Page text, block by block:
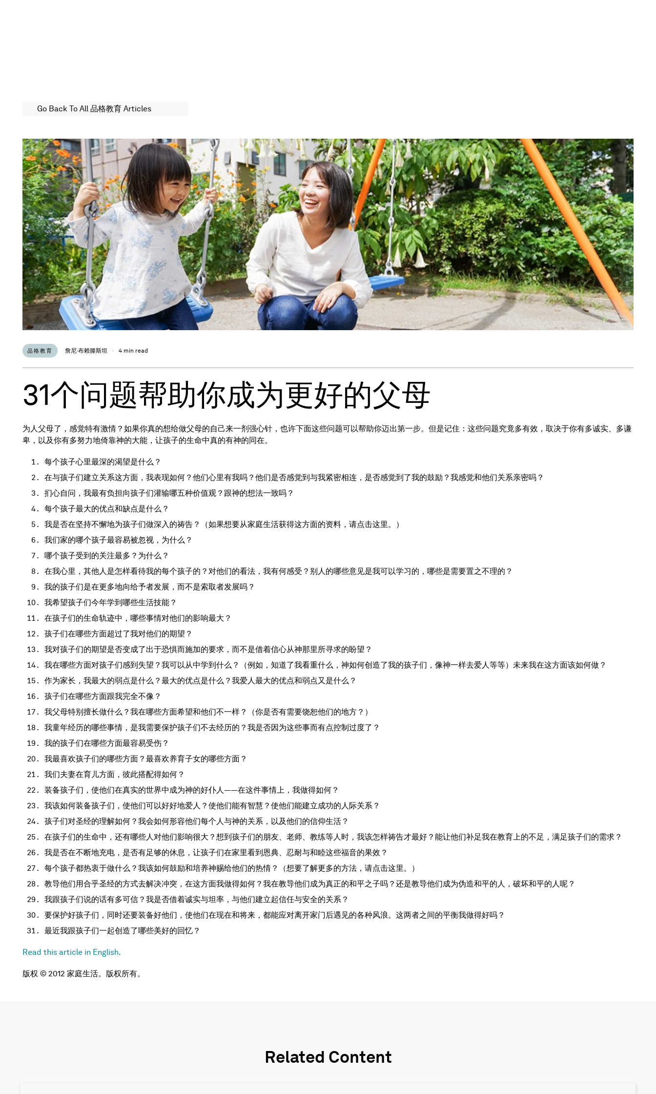
Go Back To All 品格教育 Articles
品格教育 詹尼·布赖滕斯坦 · 4 min read
31个问题帮助你成为更好的父母
为人父母了，感觉特有激情？如果你真的想给做父母的自己来一剂强心针，也许下面这些问题可以帮助你迈出第一步。但是记住：这些问题究竟多有效，取决于你有多诚实、多谦
卑，以及你有多努力地倚靠神的大能，让孩子的生命中真的有神的同在。
每个孩子心里最深的渴望是什么？
在与孩子们建立关系这方面，我表现如何？他们心里有我吗？他们是否感觉到与我紧密相连，是否感觉到了我的鼓励？我感觉和他们关系亲密吗？
扪心自问，我最有负担向孩子们灌输哪五种价值观？跟神的想法一致吗？
每个孩子最大的优点和缺点是什么？
我是否在坚持不懈地为孩子们做深入的祷告？（如果想要从家庭生活获得这方面的资料，请点击这里。）
我们家的哪个孩子最容易被忽视，为什么？
哪个孩子受到的关注最多？为什么？
在我心里，其他人是怎样看待我的每个孩子的？对他们的看法，我有何感受？别人的哪些意见是我可以学习的，哪些是需要置之不理的？
我的孩子们是在更多地向给予者发展，而不是索取者发展吗？
我希望孩子们今年学到哪些生活技能？
在孩子们的生命轨迹中，哪些事情对他们的影响最大？
孩子们在哪些方面超过了我对他们的期望？
我对孩子们的期望是否变成了出于恐惧而施加的要求，而不是借着信心从神那里所寻求的盼望？
我在哪些方面对孩子们感到失望？我可以从中学到什么？（例如，知道了我看重什么，神如何创造了我的孩子们，像神一样去爱人等等）未来我在这方面该如何做？
作为家长，我最大的弱点是什么？最大的优点是什么？我爱人最大的优点和弱点又是什么？
孩子们在哪些方面跟我完全不像？
我父母特别擅长做什么？我在哪些方面希望和他们不一样？（你是否有需要饶恕他们的地方？）
我童年经历的哪些事情，是我需要保护孩子们不去经历的？我是否因为这些事而有点控制过度了？
我的孩子们在哪些方面最容易受伤？
我最喜欢孩子们的哪些方面？最喜欢养育子女的哪些方面？
我们夫妻在育儿方面，彼此搭配得如何？
装备孩子们，使他们在真实的世界中成为神的好仆人——在这件事情上，我做得如何？
我该如何装备孩子们，使他们可以好好地爱人？使他们能有智慧？使他们能建立成功的人际关系？
孩子们对圣经的理解如何？我会如何形容他们每个人与神的关系，以及他们的信仰生活？
在孩子们的生命中，还有哪些人对他们影响很大？想到孩子们的朋友、老师、教练等人时，我该怎样祷告才最好？能让他们补足我在教育上的不足，满足孩子们的需求？
我是否在不断地充电，是否有足够的休息，让孩子们在家里看到恩典、忍耐与和睦这些福音的果效？
每个孩子都热衷于做什么？我该如何鼓励和培养神赐给他们的热情？（想要了解更多的方法，请点击这里。）
教导他们用合乎圣经的方式去解决冲突，在这方面我做得如何？我在教导他们成为真正的和平之子吗？还是教导他们成为伪造和平的人，破坏和平的人呢？
我跟孩子们说的话有多可信？我是否借着诚实与坦率，与他们建立起信任与安全的关系？
要保护好孩子们，同时还要装备好他们，使他们在现在和将来，都能应对离开家门后遇见的各种风浪。这两者之间的平衡我做得好吗？
最近我跟孩子们一起创造了哪些美好的回忆？
Read this article in English.
版权 © 2012 家庭生活。版权所有。
Related Content